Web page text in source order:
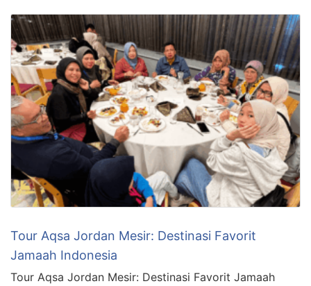
Tour Aqsa Jordan Mesir: Destinasi Favorit
Jamaah Indonesia
Tour Aqsa Jordan Mesir: Destinasi Favorit Jamaah